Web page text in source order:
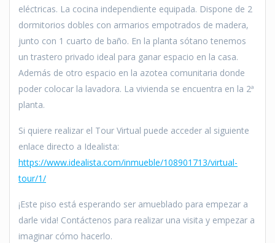
eléctricas. La cocina independiente equipada. Dispone de 2
dormitorios dobles con armarios empotrados de madera,
junto con 1 cuarto de baño. En la planta sótano tenemos
un trastero privado ideal para ganar espacio en la casa.
Además de otro espacio en la azotea comunitaria donde
poder colocar la lavadora. La vivienda se encuentra en la 2ª
planta.
Si quiere realizar el Tour Virtual puede acceder al siguiente
enlace directo a Idealista:
https://www.idealista.com/inmueble/108901713/virtual-
tour/1/
¡Este piso está esperando ser amueblado para empezar a
darle vida! Contáctenos para realizar una visita y empezar a
imaginar cómo hacerlo.